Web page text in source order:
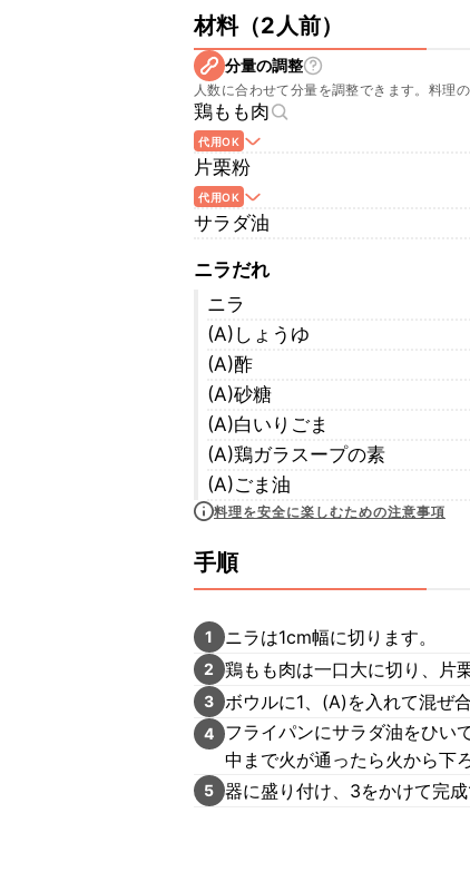
材料（2人前）
分量の調整
人数に合わせて分量を調整できます。料理
鶏もも肉
代用OK
片栗粉
代用OK
サラダ油
ニラだれ
ニラ
(A)しょうゆ
(A)酢
(A)砂糖
(A)白いりごま
(A)鶏ガラスープの素
(A)ごま油
料理を安全に楽しむための注意事項
手順
1 ニラは1cm幅に切ります。
2 鶏もも肉は一口大に切り、片
3 ボウルに1、(A)を入れて混ぜ合
4
フライパンにサラダ油をひい
中まで火が通ったら火から下
5 器に盛り付け、3をかけて完成